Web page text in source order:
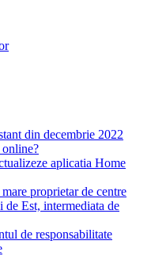
din decembrie 2022
aplicatia Home
proprietar de centre
de Est, intermediata de
de responsabilitate